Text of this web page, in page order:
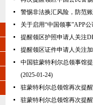
警惕非法换汇风险，防范
关于启用“中国领事”APP
提醒领区护照申请人关注
提醒领区证件申请人关注
中国驻蒙特利尔总领事馆
(2025-01-24)
驻蒙特利尔总领馆再次提
驻蒙特利尔总领馆再次提